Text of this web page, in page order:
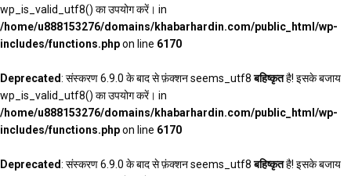
wp_is_valid_utf8() का उपयोग करें। in
/home/u888153276/domains/khabarhardin.com/public_html/wp-
includes/functions.phpon line 6170
Deprecated: संस्करण 6.9.0 के बाद से फ़ंक्शन seems_utf8बहिष्कृतहै! इसके बजाय
wp_is_valid_utf8() का उपयोग करें। in
/home/u888153276/domains/khabarhardin.com/public_html/wp-
includes/functions.phpon line 6170
Deprecated: संस्करण 6.9.0 के बाद से फ़ंक्शन seems_utf8बहिष्कृतहै! इसके बजाय